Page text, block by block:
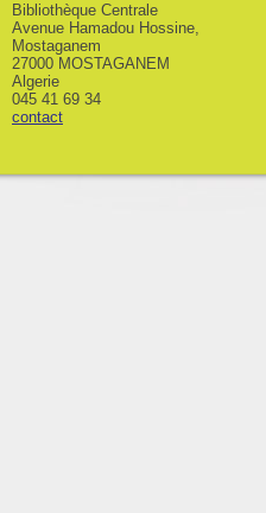
Bibliothèque Centrale
Avenue Hamadou Hossine,
Mostaganem
27000 MOSTAGANEM
Algerie
045 41 69 34
contact